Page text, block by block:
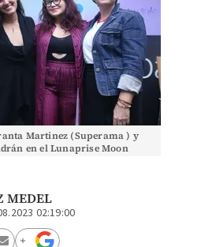
Martinez (Superama ) y
en el Lunaprise Moon
MEDEL
02:19:00